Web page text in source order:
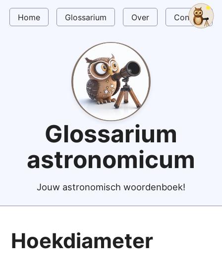
Home Glossarium Over Contact
Glossarium
astronomicum
Jouw astronomisch woordenboek!
Hoekdiameter